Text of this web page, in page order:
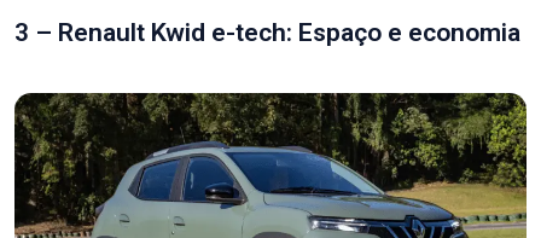
3 – Renault Kwid e-tech: Espaço e economia